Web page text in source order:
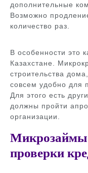
дополнительные
Возможно
количество раз.
В особенности это
Казахстане.
строительства
совсем удобно для
Для этого есть
должны пройти
организации.
Микрозаймы
проверки